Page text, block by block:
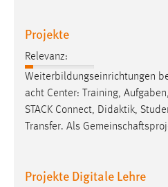
Projekte
Relevanz:
Weiterbildungseinrichtungen
acht Center: Training,
STACK Connect, Didaktik,
Transfer. Als
Projekte Digitale Lehre